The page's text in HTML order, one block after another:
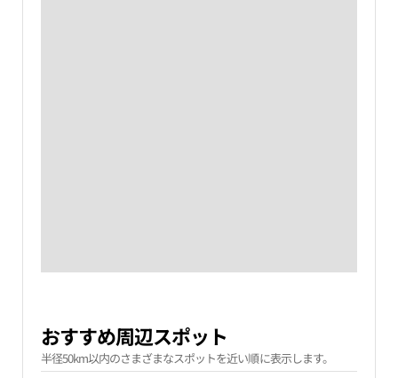
おすすめ周辺スポット
半径50km以内のさまざまなスポットを近い順に表示します。